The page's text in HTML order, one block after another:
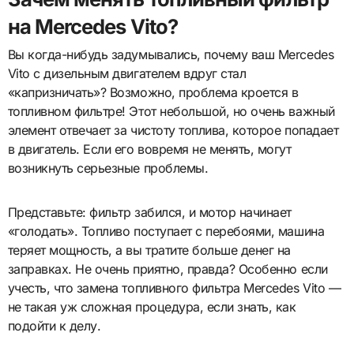
на Mercedes Vito?
Вы когда-нибудь задумывались, почему ваш Mercedes
Vito с дизельным двигателем вдруг стал
«капризничать»? Возможно, проблема кроется в
топливном фильтре! Этот небольшой, но очень важный
элемент отвечает за чистоту топлива, которое попадает
в двигатель. Если его вовремя не менять, могут
возникнуть серьезные проблемы.
Представьте: фильтр забился, и мотор начинает
«голодать». Топливо поступает с перебоями, машина
теряет мощность, а вы тратите больше денег на
заправках. Не очень приятно, правда? Особенно если
учесть, что замена топливного фильтра Mercedes Vito —
не такая уж сложная процедура, если знать, как
подойти к делу.